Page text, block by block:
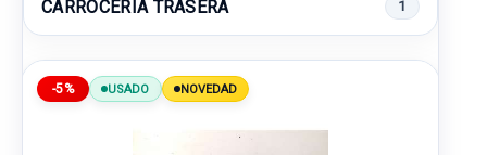
CARROCERIA TRASERA 1
-5% USADO NOVEDAD